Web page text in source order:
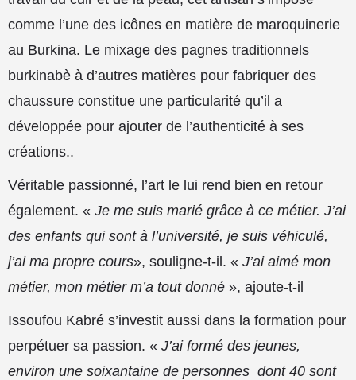
comme l’une des icônes en matière de maroquinerie
au Burkina. Le mixage des pagnes traditionnels
burkinabè à d’autres matières pour fabriquer des
chaussure constitue une particularité qu’il a
développée pour ajouter de l’authenticité à ses
créations..
Véritable passionné, l’art le lui rend bien en retour
également. « Je me suis marié grâce à ce métier. J’ai
des enfants qui sont à l’université, je suis véhiculé,
j’ai ma propre cours», souligne-t-il. « J’ai aimé mon
métier, mon métier m’a tout donné », ajoute-t-il
Issoufou Kabré s’investit aussi dans la formation pour
perpétuer sa passion. « J’ai formé des jeunes,
environ une soixantaine de personnes dont 40 sont